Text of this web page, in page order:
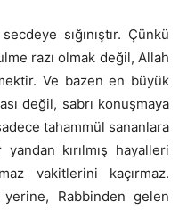
sığınıştır. Çünkü
razı olmak değil, Allah
Ve bazen en büyük
değil, sabrı konuşmaya
tahammül sananlara
kırılmış hayalleri
vakitlerini kaçırmaz.
Rabbinden gelen